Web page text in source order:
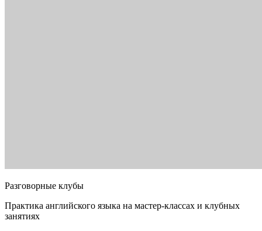
Разговорные клубы
Практика английского языка на мастер-классах и клубных
занятиях